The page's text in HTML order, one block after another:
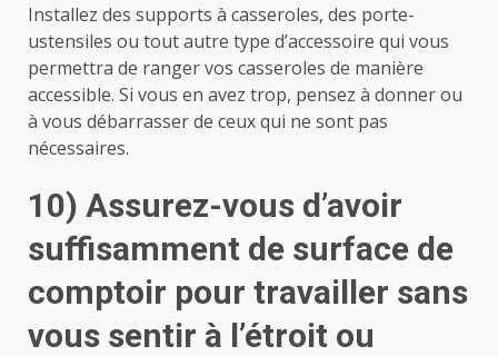
Installez des supports à casseroles, des porte-
ustensiles ou tout autre type d’accessoire qui vous
permettra de ranger vos casseroles de manière
accessible. Si vous en avez trop, pensez à donner ou
à vous débarrasser de ceux qui ne sont pas
nécessaires.
10) Assurez-vous d’avoir
suffisamment de surface de
comptoir pour travailler sans
vous sentir à l’étroit ou